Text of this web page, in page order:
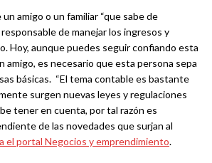
amigo o un familiar “que sabe de
de manejar los ingresos y
Hoy, aunque puedes seguir confiando esta
amigo, es necesario que esta persona sepa
básicas. “El tema contable es bastante
surgen nuevas leyes y regulaciones
tener en cuenta, por tal razón es
de las novedades que surjan al
el portal Negocios y emprendimiento.